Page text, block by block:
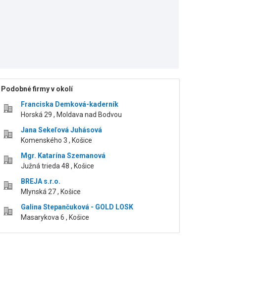
Podobné firmy v okolí
Franciska Demková-kaderník
Horská 29 , Moldava nad Bodvou
Jana Sekeľová Juhásová
Komenského 3 , Košice
Mgr. Katarína Szemanová
Južná trieda 48 , Košice
BREJA s.r.o.
Mlynská 27 , Košice
Galina Stepančuková - GOLD LOSK
Masarykova 6 , Košice